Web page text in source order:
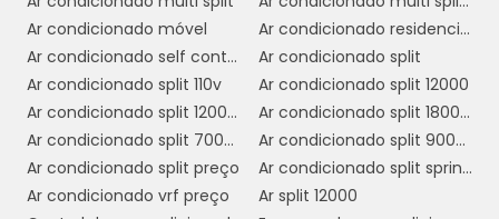
climatização constante e eficiente.
Comparação com Modelos Split
Os modelos split, assim como os Wall
Mounted, são populares em ambientes
comerciais devido à sua eficiência e ao
design discreto. A principal diferença é que os
Ar condicionado móvel
Ar condicionado residencial
Ar condicionado self contained preço
Ar condicionado split
Ar condicionado split 110v
Ar condicionado split 12000
Ar condicionado split 12000 btus inverter
Ar condicionado split 1800 btus
Ar condicionado split 7000 btus
Ar condicionado split 9000 btus inverter
Ar condicionado split preço
Ar condicionado split springer
Ar condicionado vrf preço
Ar split 12000